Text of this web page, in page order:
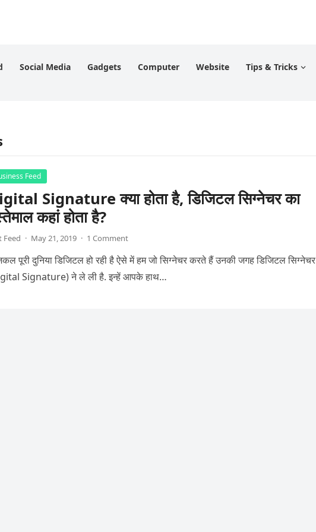
Social Media Gadgets Computer Website Tips & Tricks
Feed
Signature क्या होता है, डिजिटल सिग्नेचर का
कहां होता है?
Feed · May 21, 2019 · 1 Comment
पूरी दुनिया डिजिटल हो रही है ऐसे में हम जो सिग्नेचर करते हैं उनकी जगह डिजिटल सिग्नेचर
Signature) ने ले ली है. इन्हें आपके हाथ…